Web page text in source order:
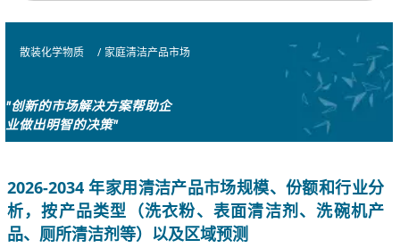
散装化学物质 / 家庭清洁产品市场
"创新的市场解决方案帮助企
业做出明智的决策"
2026-2034 年家用清洁产品市场规模、份额和行业分
析，按产品类型（洗衣粉、表面清洁剂、洗碗机产
品、厕所清洁剂等）以及区域预测